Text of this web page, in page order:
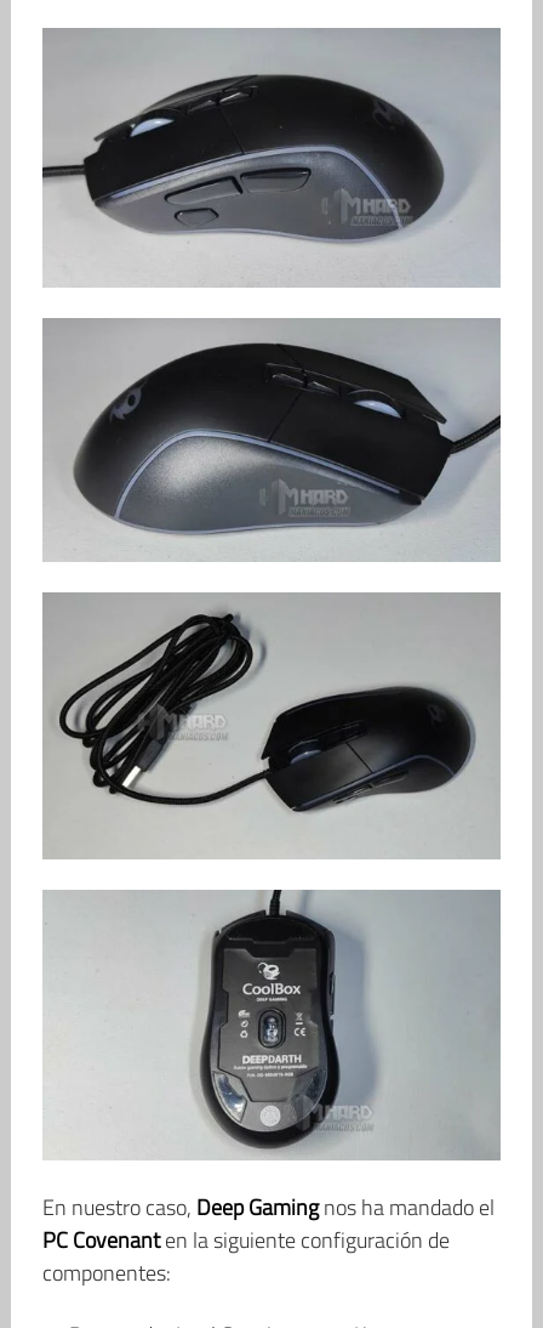
En nuestro caso, Deep Gamingnos ha mandado el
PC Covenanten la siguiente configuración de
componentes: